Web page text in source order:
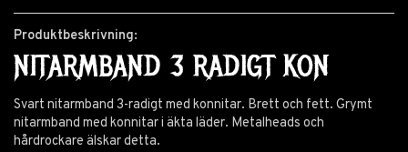
Produktbeskrivning:
NITARMBAND 3 RADIGT KON
Svart nitarmband 3-radigt med konnitar. Brett och fett. Grymt
nitarmband med konnitar i äkta läder. Metalheads och
hårdrockare älskar detta.